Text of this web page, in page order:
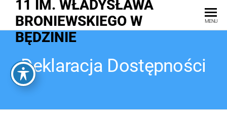
11 IM. WŁADYSŁAWA
BRONIEWSKIEGO W
BĘDZINIE
MENU
Deklaracja Dostępności